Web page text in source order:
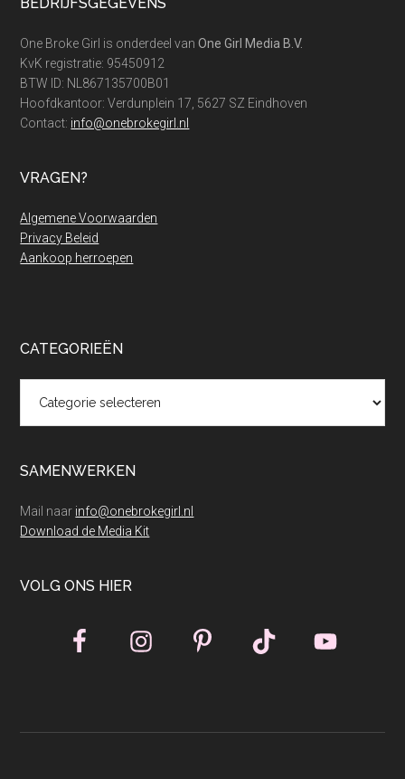
Footer
BEDRIJFSGEGEVENS
One Broke Girl is onderdeel vanOne Girl Media B.V.
KvK registratie: 95450912
BTW ID: NL867135700B01
Hoofdkantoor: Verdunplein 17, 5627 SZ Eindhoven
Contact: info@onebrokegirl.nl
VRAGEN?
Algemene Voorwaarden
Privacy Beleid
Aankoop herroepen
CATEGORIEËN
SAMENWERKEN
Mail naar info@onebrokegirl.nl
Download de Media Kit
VOLG ONS HIER